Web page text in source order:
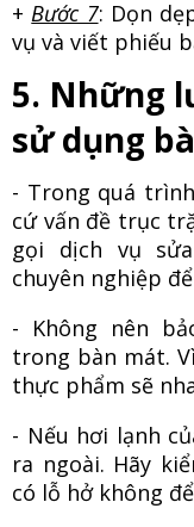
+Bước 7: Dọn
vụ và viết phiếu
5. Những
sử dụng
- Trong quá
cứ vấn đề trục
gọi dịch vụ
chuyên nghiệp
- Không nên
trong bàn mát.
thực phẩm sẽ
- Nếu hơi lạnh
ra ngoài. Hãy
có lỗ hở không